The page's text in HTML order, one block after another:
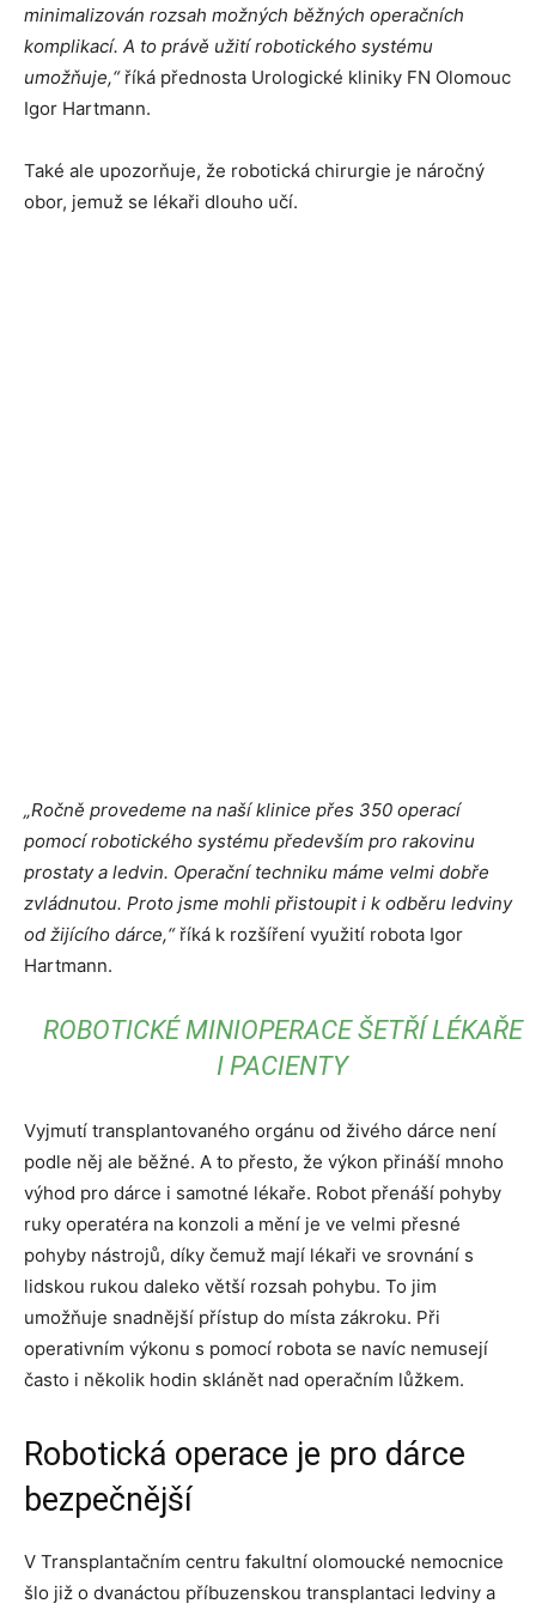
minimalizován rozsah možných běžných operačních
komplikací. A to právě užití robotického systému
umožňuje,“ říká přednosta Urologické kliniky FN Olomouc
Igor Hartmann.
Také ale upozorňuje, že robotická chirurgie je náročný
obor, jemuž se lékaři dlouho učí.
„Ročně provedeme na naší klinice přes 350 operací
pomocí robotického systému především pro rakovinu
prostaty a ledvin. Operační techniku máme velmi dobře
zvládnutou. Proto jsme mohli přistoupit i k odběru ledviny
od žijícího dárce,“ říká k rozšíření využití robota Igor
Hartmann.
ROBOTICKÉ MINIOPERACE ŠETŘÍ LÉKAŘE
I PACIENTY
Vyjmutí transplantovaného orgánu od živého dárce není
podle něj ale běžné. A to přesto, že výkon přináší mnoho
výhod pro dárce i samotné lékaře. Robot přenáší pohyby
ruky operatéra na konzoli a mění je ve velmi přesné
pohyby nástrojů, díky čemuž mají lékaři ve srovnání s
lidskou rukou daleko větší rozsah pohybu. To jim
umožňuje snadnější přístup do místa zákroku. Při
operativním výkonu s pomocí robota se navíc nemusejí
často i několik hodin sklánět nad operačním lůžkem.
Robotická operace je pro dárce
bezpečnější
V Transplantačním centru fakultní olomoucké nemocnice
šlo již o dvanáctou příbuzenskou transplantaci ledviny a